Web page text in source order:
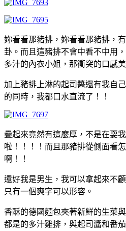
妳看看那豬排，妳看看那豬排，
卦。而且這豬排不會中看不中用
多汁的內衣小姐，那衝突的口感
加上豬排上淋的起司醬還有我自
的同時，我都口水直流了！！
疊起來竟然有這麼厚，不是在耍
啦！！！！而且那豬排從側面看
啊！！
還好我是男生，我可以拿起來不
只有一個爽字可以形容。
香酥的德國麵包夾著新鮮的生菜
都是的多汁雞排，與起司醬和番